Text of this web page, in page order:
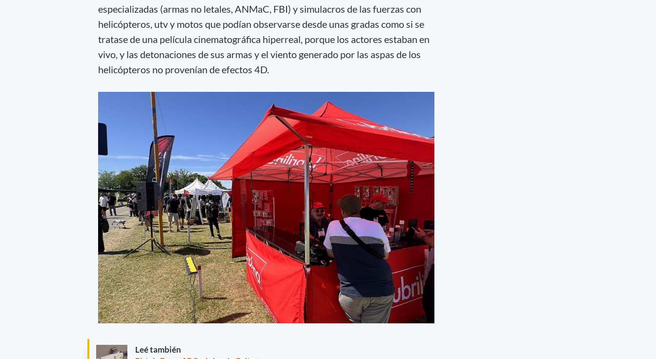
especializadas (armas no letales, ANMaC, FBI) y simulacros de las fuerzas con
helicópteros, utv y motos que podían observarse desde unas gradas como si se
tratase de una película cinematográfica hiperreal, porque los actores estaban en
vivo, y las detonaciones de sus armas y el viento generado por las aspas de los
helicópteros no provenían de efectos 4D.
Leé también